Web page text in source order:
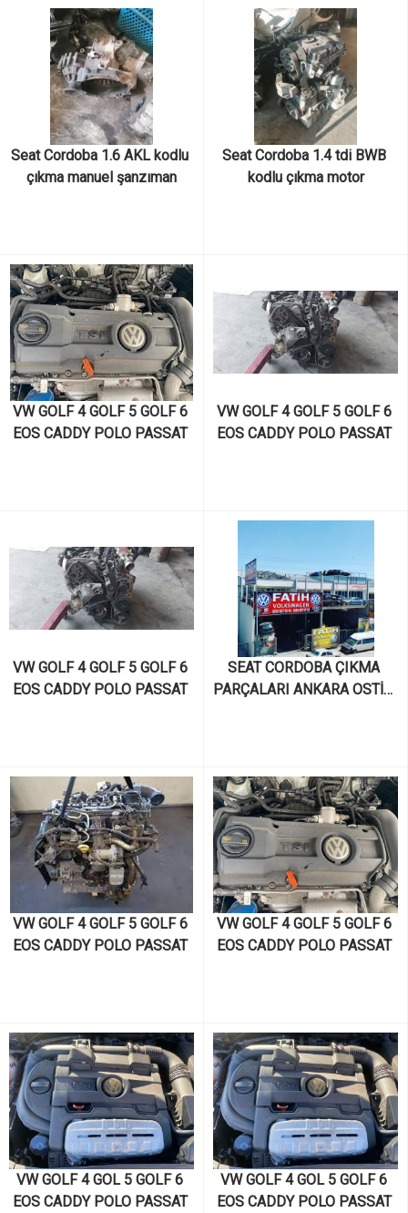
CORDOVA LEON ALTEA
TOLEDO audi a1 a3 1.4 TSI
CAVT KODLU MOTOR VE
MOTOR PARÇALARI
CORDOVA LEON ALTEA
TOLEDO audi a1 a3 1.4 TSI
CAVT KODLU MOTOR VE
MOTOR PARÇALARI
Seat Cordoba 1.6 AKL kodlu
çıkma manuel şanzıman
Seat Cordoba 1.4 tdi BWB
kodlu çıkma motor
VW GOLF 4 GOLF 5 GOLF 6
EOS CADDY POLO PASSAT
KODLU MOTOR VE MOTOR
PARÇALARI
VW GOLF 4 GOLF 5 GOLF 6
EOS CADDY POLO PASSAT
CORDOVA LEON ALTEA
KODLU MOTOR VE MOTOR
PARÇALARI
VW GOLF 4 GOLF 5 GOLF 6
EOS CADDY POLO PASSAT
CORDOVA LEON ALTEA
TOLEDO 1.4 TSI CAVT
KODLU MOTOR VE MOTOR
PARÇALARI
SEAT CORDOBA ÇIKMA
PARÇALARI ANKARA OSTİM
VW GOLF 4 GOLF 5 GOLF 6
EOS CADDY POLO PASSAT
CORDOVA LEON ALTEA
TOLEDO 1.4 TSI CAVT
KODLU MOTOR VE MOTOR
PARÇALARI
VW GOLF 4 GOLF 5 GOLF 6
EOS CADDY POLO PASSAT
CORDOVA LEON ALTEA
TOLEDO 1.4 TSI CAXA
KODLU MOTOR VE MOTOR
PARÇALARI
VW GOLF 4 GOL 5 GOLF 6
EOS CADDY POLO PASSAT
VW GOLF 4 GOL 5 GOLF 6
EOS CADDY POLO PASSAT